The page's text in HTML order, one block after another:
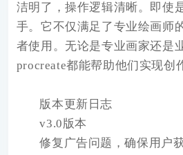
洁明了，操作逻辑清晰。即使
手。它不仅满足了专业绘画师
者使用。无论是专业画家还是
procreate都能帮助他们实现创
版本更新日志
v3.0版本
修复广告问题，确保用户